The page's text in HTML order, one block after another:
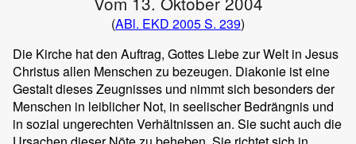
(ABl. EKD 2005 S. 239)
Die Kirche hat den Auftrag, Gottes Liebe zur Welt in Jesus
Christus allen Menschen zu bezeugen. Diakonie ist eine
Gestalt dieses Zeugnisses und nimmt sich besonders der
Menschen in leiblicher Not, in seelischer Bedrängnis und
in sozial ungerechten Verhältnissen an. Sie sucht auch die